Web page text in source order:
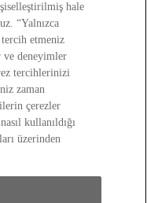
hale
“Yalnızca
etmeniz
ve deneyimler
tercihlerinizi
zaman
çerezler
kullanıldığı
üzerinden